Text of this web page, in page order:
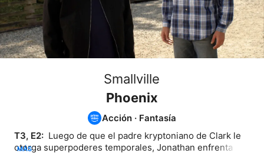
Smallville
Phoenix
Acción · Fantasía
T3, E2: Luego de que el padre kryptoniano de Clark le
otorga superpoderes temporales, Jonathan enfrenta a
MÁS